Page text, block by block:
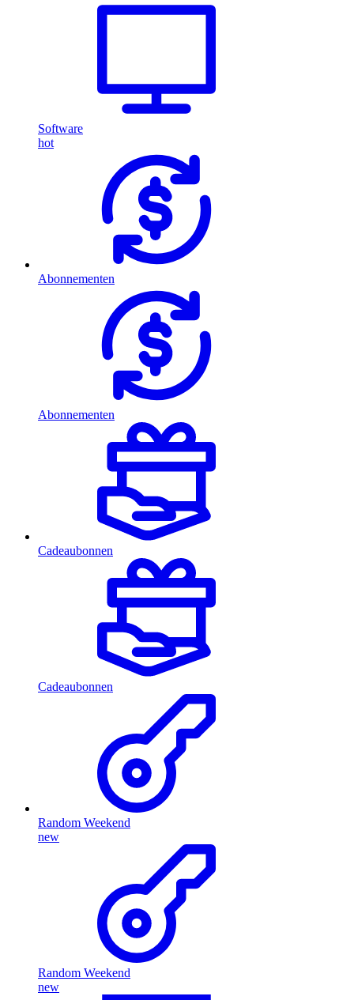
Software
hot
Abonnementen
Abonnementen
Cadeaubonnen
Cadeaubonnen
Random Weekend
new
Random Weekend
new